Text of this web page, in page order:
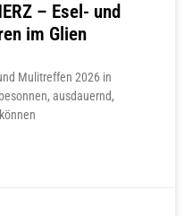
– Esel- und
im Glien
Mulitreffen 2026 in
ausdauernd,